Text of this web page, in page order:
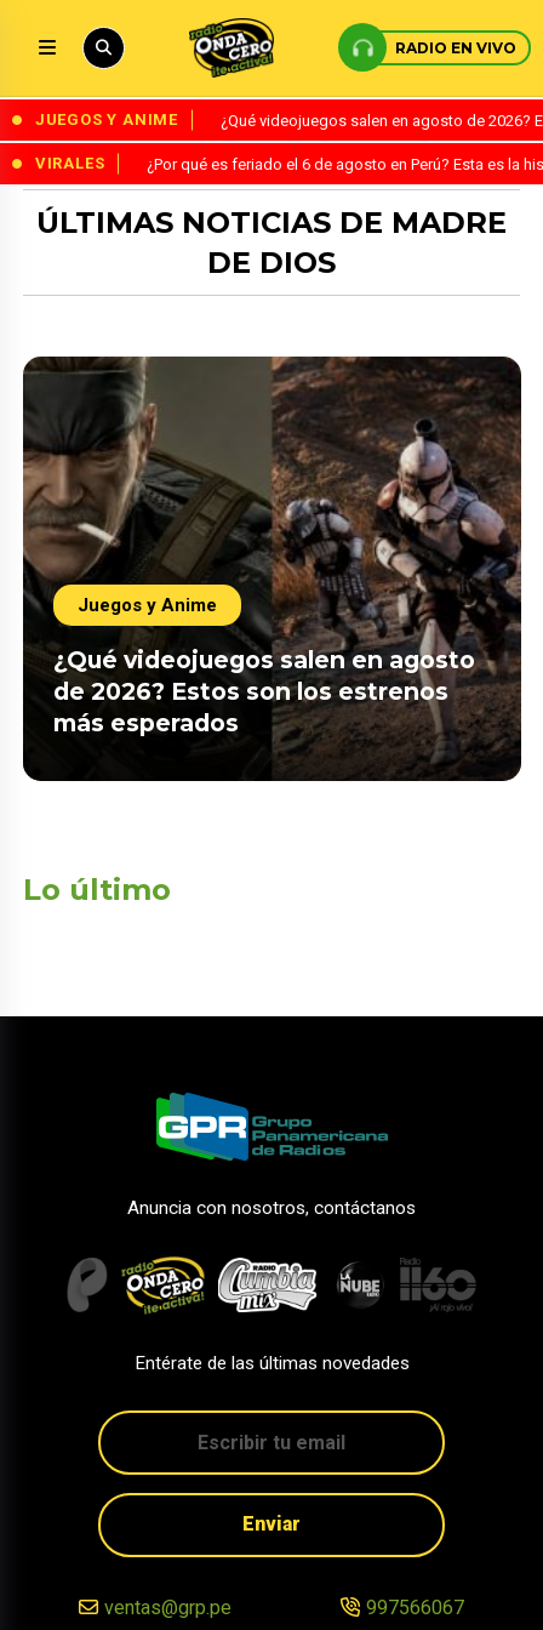
RADIO EN VIVO
JUEGOS Y ANIME ¿Qué videojuegos salen en agosto de
VIRALES ¿Por qué es feriado el 6 de agosto en Perú? Esta es la
ÚLTIMAS NOTICIAS DE MADRE
DE DIOS
Juegos y Anime
¿Qué videojuegos salen en agosto
de 2026? Estos son los estrenos
más esperados
Lo último
Anuncia con nosotros, contáctanos
Entérate de las últimas novedades
Enviar
ventas@grp.pe 997566067